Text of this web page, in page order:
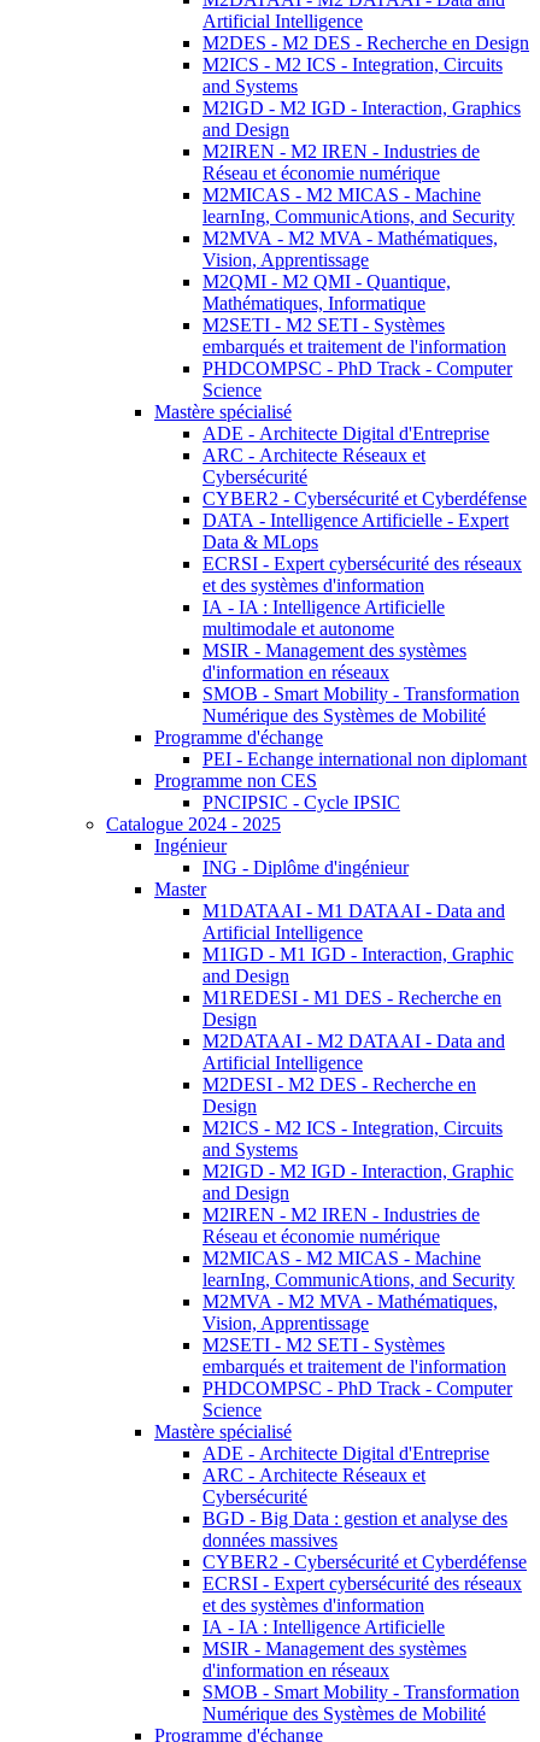
Artificial Intelligence
M2DES - M2 DES - Recherche en Design
M2ICS - M2 ICS - Integration, Circuits
and Systems
M2IGD - M2 IGD - Interaction, Graphics
and Design
M2IREN - M2 IREN - Industries de
Réseau et économie numérique
M2MICAS - M2 MICAS - Machine
learnIng, CommunicAtions, and Security
M2MVA - M2 MVA - Mathématiques,
Vision, Apprentissage
M2QMI - M2 QMI - Quantique,
Mathématiques, Informatique
M2SETI - M2 SETI - Systèmes
embarqués et traitement de l'information
PHDCOMPSC - PhD Track - Computer
Science
Mastère spécialisé
ADE - Architecte Digital d'Entreprise
ARC - Architecte Réseaux et
Cybersécurité
CYBER2 - Cybersécurité et Cyberdéfense
DATA - Intelligence Artificielle - Expert
Data & MLops
ECRSI - Expert cybersécurité des réseaux
et des systèmes d'information
IA - IA : Intelligence Artificielle
multimodale et autonome
MSIR - Management des systèmes
d'information en réseaux
SMOB - Smart Mobility - Transformation
Numérique des Systèmes de Mobilité
Programme d'échange
PEI - Echange international non diplomant
Programme non CES
PNCIPSIC - Cycle IPSIC
Catalogue 2024 - 2025
Ingénieur
ING - Diplôme d'ingénieur
Master
M1DATAAI - M1 DATAAI - Data and
Artificial Intelligence
M1IGD - M1 IGD - Interaction, Graphic
and Design
M1REDESI - M1 DES - Recherche en
Design
M2DATAAI - M2 DATAAI - Data and
Artificial Intelligence
M2DESI - M2 DES - Recherche en
Design
M2ICS - M2 ICS - Integration, Circuits
and Systems
M2IGD - M2 IGD - Interaction, Graphic
and Design
M2IREN - M2 IREN - Industries de
Réseau et économie numérique
M2MICAS - M2 MICAS - Machine
learnIng, CommunicAtions, and Security
M2MVA - M2 MVA - Mathématiques,
Vision, Apprentissage
M2SETI - M2 SETI - Systèmes
embarqués et traitement de l'information
PHDCOMPSC - PhD Track - Computer
Science
Mastère spécialisé
ADE - Architecte Digital d'Entreprise
ARC - Architecte Réseaux et
Cybersécurité
BGD - Big Data : gestion et analyse des
données massives
CYBER2 - Cybersécurité et Cyberdéfense
ECRSI - Expert cybersécurité des réseaux
et des systèmes d'information
IA - IA : Intelligence Artificielle
MSIR - Management des systèmes
d'information en réseaux
SMOB - Smart Mobility - Transformation
Numérique des Systèmes de Mobilité
Programme d'échange